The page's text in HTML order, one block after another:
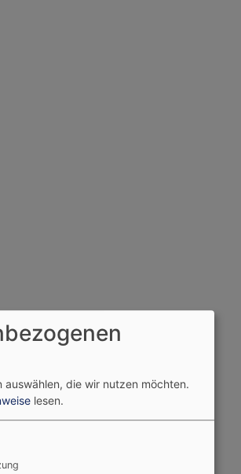
die wir nutzen möchten.
lesen.